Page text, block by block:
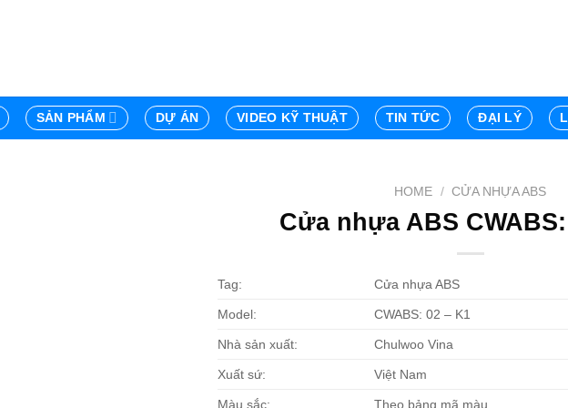
SẢN PHẨM DỰ ÁN VIDEO KỸ THUẬT TIN TỨC ĐẠI LÝ
HOME / CỬA NHỰA ABS
Cửa nhựa ABS
Tag: Cửa nhựa ABS
Model: CWABS: 02 – K1
Nhà sản xuất: Chulwoo Vina
Xuất sứ: Việt Nam
Màu sắc: Theo bảng mã màu